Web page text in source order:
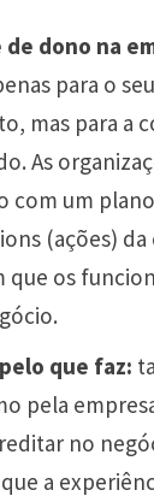
dono na
para o seu
mas para a
As
com um
(ações) da
que os
que faz:
pela
no
a